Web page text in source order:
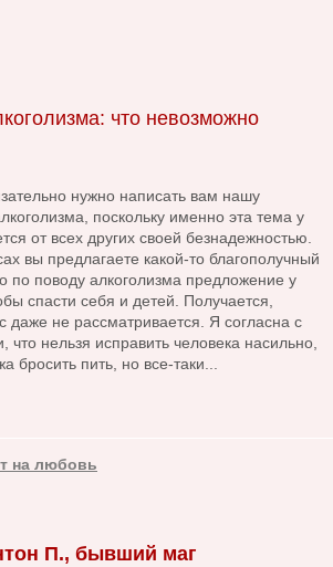
что невозможно
нужно написать вам нашу
поскольку именно эта тема у
от всех других своей безнадежностью.
вы предлагаете какой-то благополучный
по поводу алкоголизма предложение у
спасти себя и детей. Получается,
даже не рассматривается. Я согласна с
что нельзя исправить человека насильно,
бросить пить, но все-таки...
на любовь
П., бывший маг